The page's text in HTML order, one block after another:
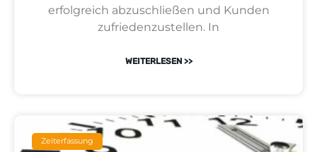
erfolgreich abzuschließen und Kunden
zufriedenzustellen. In
WEITERLESEN >>
Zeiterfassung